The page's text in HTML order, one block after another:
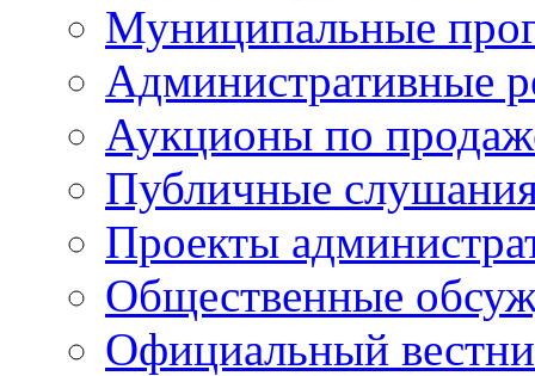
Муниципальные
Административные
Аукционы по
Публичные
Проекты
Общественные
Официальный